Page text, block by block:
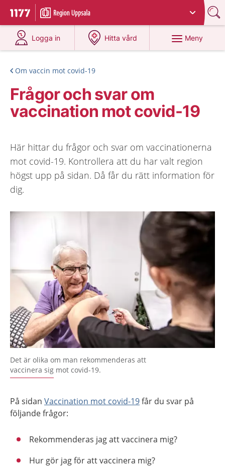
Till startsidan för 1177
Du har valt region
Logga in
på 1177.se
Hitta vård
på 1177.se
Meny
Om vaccin mot covid-19
Frågor och svar om
vaccination mot covid-19
Här hittar du frågor och svar om vaccinationerna
mot covid-19. Kontrollera att du har valt region
högst upp på sidan. Då får du rätt information för
dig.
Det är olika om man rekommenderas att
vaccinera sig mot covid-19.
På sidan Vaccination mot covid-19får du svar på
följande frågor:
Rekommenderas jag att vaccinera mig?
Hur gör jag för att vaccinera mig?